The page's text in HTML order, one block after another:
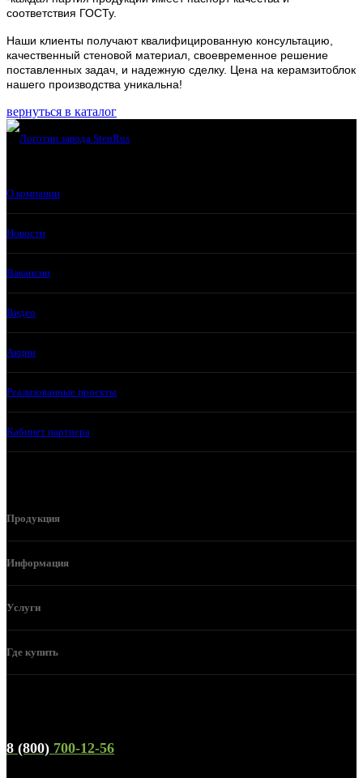
соответствия ГОСТу.
Наши клиенты получают квалифицированную консультацию,
качественный стеновой материал, своевременное решение
поставленных задач, и надежную сделку. Цена на керамзитоблок
нашего производства уникальна!
вернуться в каталог
О компании
Новости
Вакансии
Видео
Акции
Реализованные проекты
Кабинет партнера
Продукция
Информация
Услуги
Где купить
8 (800) 700-12-56